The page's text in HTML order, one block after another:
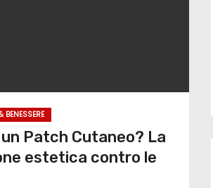
BENESSERE
Patch Cutaneo? La
estetica contro le